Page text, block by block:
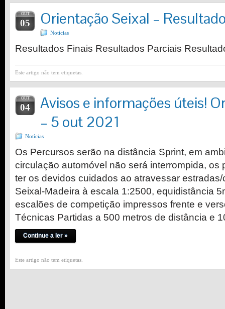
OUT
05 Orientação Seixal –
Notícias
Resultados Finais Resultados Parciais
Este artigo não tem etiquetas.
OUT
04
Avisos e informações úteis!
– 5 out 2021
Notícias
Os Percursos serão na distância Sprint, em
circulação automóvel não será interrompida, os
ter os devidos cuidados ao atravessar
Seixal-Madeira à escala 1:2500, equidistância
escalões de competição impressos frente e
Técnicas Partidas a 500 metros de distância e
Continue a ler »
Este artigo não tem etiquetas.